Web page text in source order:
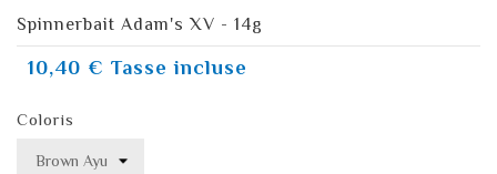
Spinnerbait Adam's XV - 14g
10,40 € Tasse incluse
Coloris